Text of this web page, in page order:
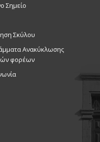
Σημείο
Σκύλου
Ανακύκλωσης
φορέων